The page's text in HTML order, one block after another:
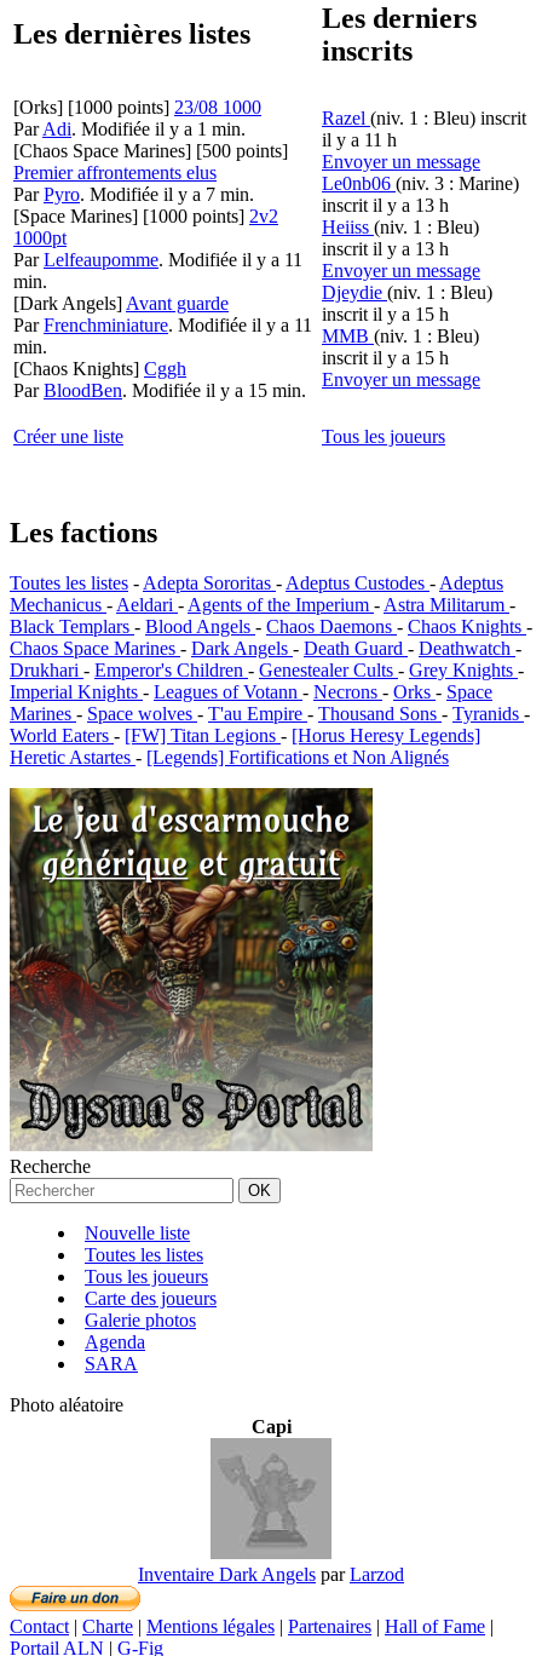
Les dernières listes
Les derniers
inscrits
[Orks] [1000 points] 23/08 1000
ParAdi. Modifiée il y a 1 min.
[Chaos Space Marines] [500 points]
Premier affrontements elus
ParPyro. Modifiée il y a 7 min.
[Space Marines] [1000 points] 2v2
1000pt
ParLelfeaupomme. Modifiée il y a 11
min.
[Dark Angels] Avant guarde
ParFrenchminiature. Modifiée il y a 11
min.
[Chaos Knights] Cggh
ParBloodBen. Modifiée il y a 15 min.
Razel (niv. 1 : Bleu) inscrit
il y a 11 h
Envoyer un message
Le0nb06 (niv. 3 : Marine)
inscrit il y a 13 h
Heiiss (niv. 1 : Bleu)
inscrit il y a 13 h
Envoyer un message
Djeydie (niv. 1 : Bleu)
inscrit il y a 15 h
MMB (niv. 1 : Bleu)
inscrit il y a 15 h
Envoyer un message
Créer une liste Tous les joueurs
Les factions
Toutes les listes -Adepta Sororitas -Adeptus Custodes -Adeptus
Mechanicus -Aeldari -Agents of the Imperium -Astra Militarum -
Black Templars - Blood Angels - Chaos Daemons - Chaos Knights -
Chaos Space Marines - Dark Angels - Death Guard - Deathwatch -
Drukhari - Emperor's Children - Genestealer Cults - Grey Knights -
Imperial Knights - Leagues of Votann - Necrons - Orks - Space
Marines - Space wolves - T'au Empire - Thousand Sons - Tyranids -
World Eaters - [FW] Titan Legions - [Horus Heresy Legends]
Heretic Astartes - [Legends] Fortifications et Non Alignés
Recherche
Nouvelle liste
Toutes les listes
Tous les joueurs
Carte des joueurs
Galerie photos
Agenda
SARA
Photo aléatoire
Capi
Inventaire Dark Angels parLarzod
Contact| Charte | Mentions légales | Partenaires | Hall of Fame |
Portail ALN | G-Fig